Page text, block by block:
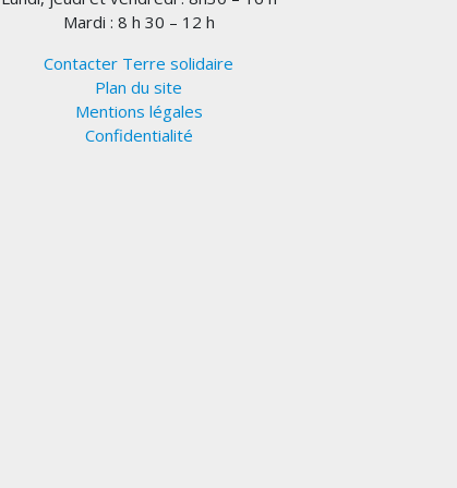
Mardi : 8 h 30 – 12 h
Contacter Terre solidaire
Plan du site
Mentions légales
Confidentialité